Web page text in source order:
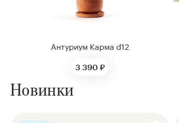
Антуриум Карма d12
3 390 ₽
Новинки